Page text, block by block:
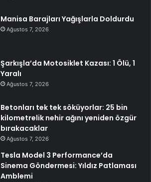
Manisa Barajları Yağışlarla Doldurdu
Ağustos 7, 2026
Şarkışla’da Motosiklet Kazası: 1 Ölü, 1
Yaralı
Ağustos 7, 2026
Betonları tek tek söküyorlar: 25 bin
kilometrelik nehir ağını yeniden özgür
bırakacaklar
Ağustos 7, 2026
Tesla Model 3 Performance’da
Sinema Göndermesi: Yıldız Patlaması
Amblemi